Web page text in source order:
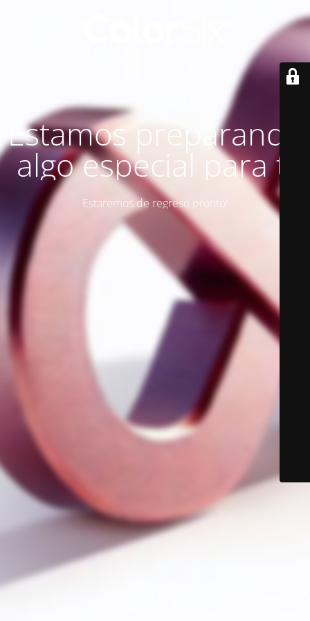
Estamos preparando
algo especial para ti
Estaremos de regreso pronto!